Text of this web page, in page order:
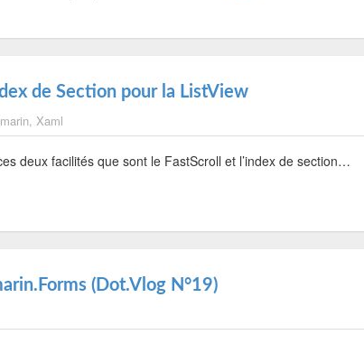
de Section pour la ListView
, Xaml
deux facilités que sont le FastScroll et l’index de section…
(Dot.Vlog N°19)